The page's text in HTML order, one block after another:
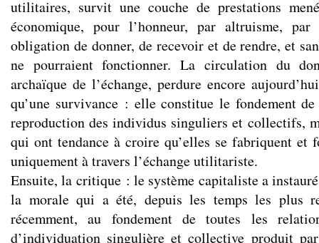
utilitaires, survit une couche de prestations
économique, pour l’honneur, par altruisme, par
obligation de donner, de recevoir et de rendre, et
ne pourraient fonctionner. La circulation du
archaïque de l’échange, perdure encore
qu’une survivance : elle constitue le fondement
reproduction des individus singuliers et collectifs,
qui ont tendance à croire qu’elles se fabriquent et
uniquement à travers l’échange utilitariste.
Ensuite, la critique : le système capitaliste a
la morale qui a été, depuis les temps les plus
récemment, au fondement de toutes les
d’individuation singulière et collective produit